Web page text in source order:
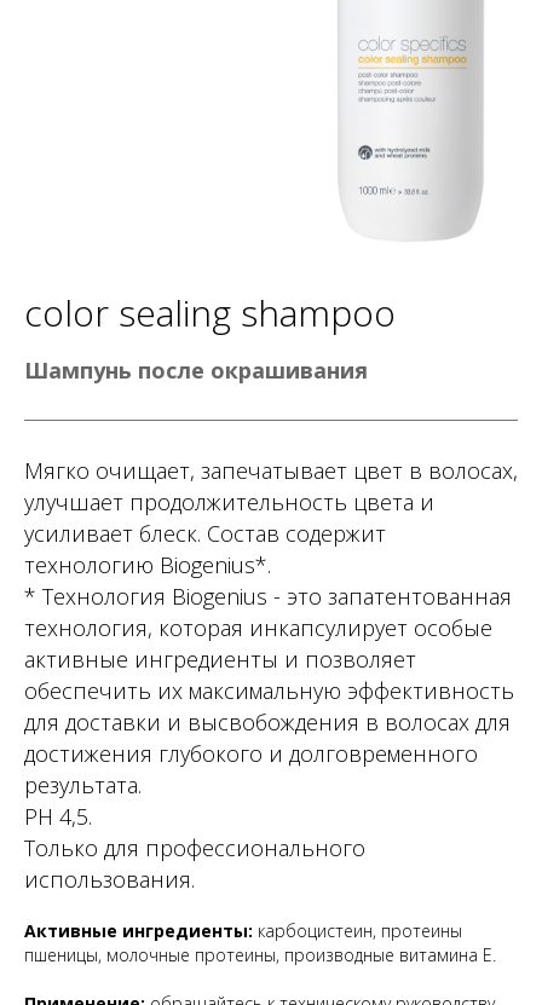
color sealing shampoo
Шампунь после окрашивания
Мягко очищает, запечатывает цвет в волосах,
улучшает продолжительность цвета и
усиливает блеск. Состав содержит
технологию Biogenius*.
* Технология Biogenius - это запатентованная
технология, которая инкапсулирует особые
активные ингредиенты и позволяет
обеспечить их максимальную эффективность
для доставки и высвобождения в волосах для
достижения глубокого и долговременного
результата.
PH 4,5.
Только для профессионального
использования.
Активные ингредиенты: карбоцистеин, протеины
пшеницы, молочные протеины, производные витамина Е.